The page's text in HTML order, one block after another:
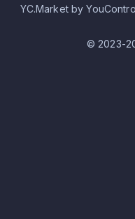
YC.Market by
© 2023-